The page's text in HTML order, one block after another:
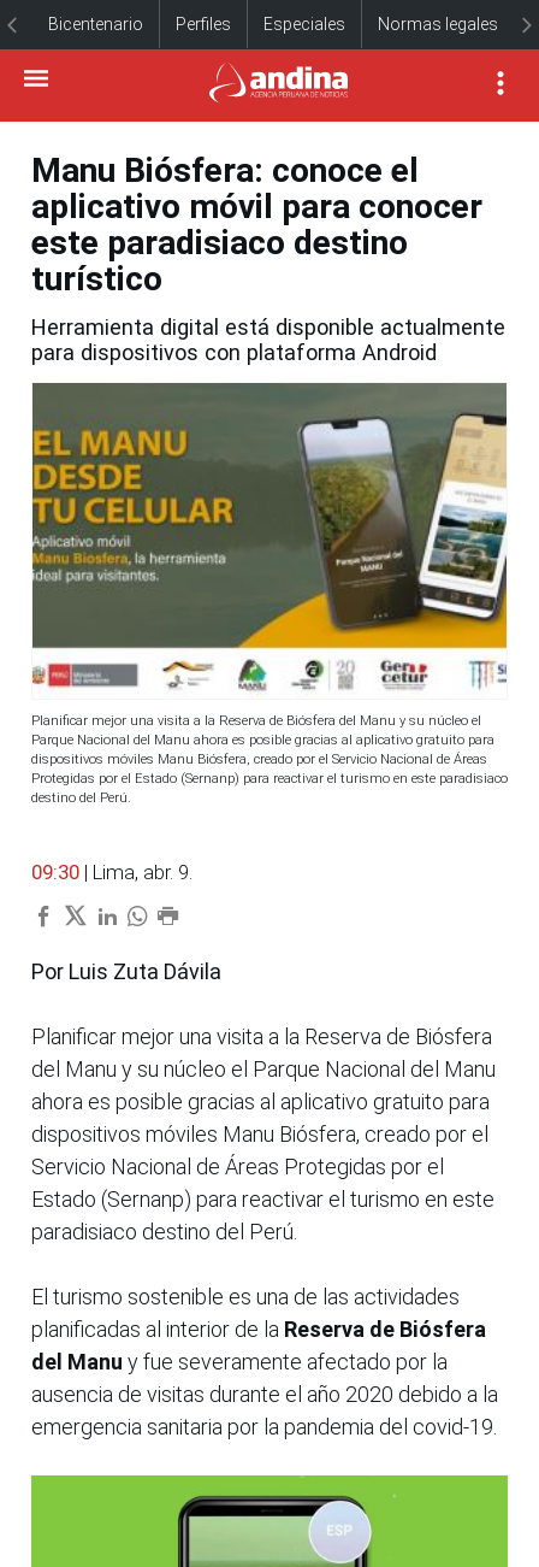
Bicentenario Perfiles Especiales Normas legales
Manu Biósfera: conoce el
aplicativo móvil para conocer
este paradisiaco destino
turístico
Herramienta digital está disponible actualmente
para dispositivos con plataforma Android
Planificar mejor una visita a la Reserva de Biósfera del Manu y su núcleo el
Parque Nacional del Manu ahora es posible gracias al aplicativo gratuito para
dispositivos móviles Manu Biósfera, creado por el Servicio Nacional de Áreas
Protegidas por el Estado (Sernanp) para reactivar el turismo en este paradisiaco
destino del Perú.
09:30 | Lima, abr. 9.
Por Luis Zuta Dávila
Planificar mejor una visita a la Reserva de Biósfera
del Manu y su núcleo el Parque Nacional del Manu
ahora es posible gracias al aplicativo gratuito para
dispositivos móviles Manu Biósfera, creado por el
Servicio Nacional de Áreas Protegidas por el
Estado (Sernanp) para reactivar el turismo en este
paradisiaco destino del Perú.
El turismo sostenible es una de las actividades
planificadas al interior de la Reserva de Biósfera
del Manu y fue severamente afectado por la
ausencia de visitas durante el año 2020 debido a la
emergencia sanitaria por la pandemia del covid-19.